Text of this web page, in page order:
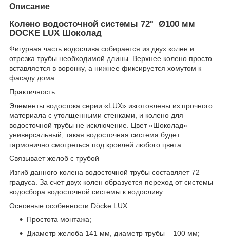
Описание
Колено водосточной системы 72° Ø100 мм
DOCKE LUX Шоколад
Фигурная часть водослива собирается из двух колен и
отрезка трубы необходимой длины. Верхнее колено просто
вставляется в воронку, а нижнее фиксируется хомутом к
фасаду дома.
Практичность
Элементы водостока серии «LUX» изготовлены из прочного
материала с утолщенными стенками, и колено для
водосточной трубы не исключение. Цвет «Шоколад»
универсальный, такая водосточная система будет
гармонично смотреться под кровлей любого цвета.
Связывает желоб с трубой
Изгиб данного колена водосточной трубы составляет 72
градуса. За счет двух колен образуется переход от системы
водосбора водосточной системы к водосливу.
Основные особенности Döcke LUX:
Простота монтажа;
Диаметр желоба 141 мм, диаметр трубы – 100 мм;